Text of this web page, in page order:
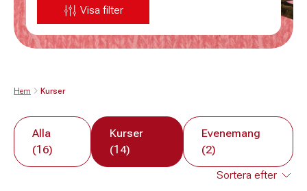
Visa filter
Hem Kurser
Alla
(16)
Kurser
(14)
Evenemang
(2)